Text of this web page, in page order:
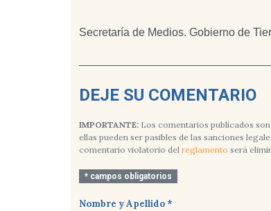
Secretaría de Medios. Gobierno de
DEJE SU COMENTARIO
IMPORTANTE: Los comentarios publicados
ellas pueden ser pasibles de las sanciones
comentario violatorio del reglamento será
* campos obligatorios
Nombre y Apellido *